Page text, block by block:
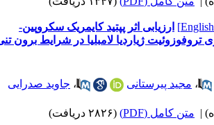
ارزیابی اثر پپتید کایمریک سکروپین-
،مجید پیرستانی ،جاوید صدرایی
| متن کامل (PDF) (۲۸۲۶ دریافت)